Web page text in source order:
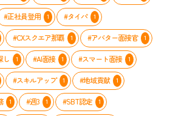
#正社員登用 1 #タイパ 1
#CXスクエア那覇 1 #アバター面接官 1
し 1 #AI面接 1 #スマート面接 1
#スキルアップ 1 #地域貢献 1
1 #週3 1 #SBT認定 1